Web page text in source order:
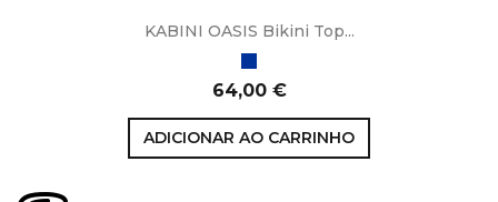
KABINI OASIS Bikini Top...
Preço
64,00 €
ADICIONAR AO CARRINHO